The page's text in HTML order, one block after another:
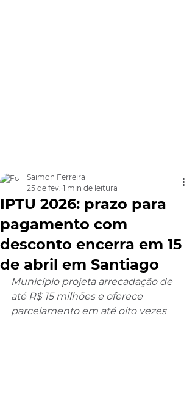
IPTU 2026: prazo para
pagamento com
desconto encerra em 15
de abril em Santiago
Saimon Ferreira
25 de fev. 1 min de leitura
Município projeta arrecadação de
até R$ 15 milhões e oferece
parcelamento em até oito vezes